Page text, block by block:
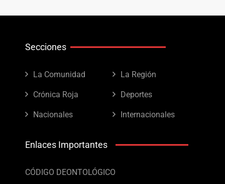
Secciones
La Comunidad La Región
Crónica Roja Deportes
Nacionales Internacionales
Enlaces Importantes
CÓDIGO DEONTOLÓGICO